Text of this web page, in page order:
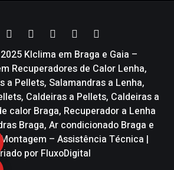
Klclima em Braga e Gaia –
Recuperadores de Calor Lenha,
a Pellets, Salamandras a Lenha,
Caldeiras a Pellets, Caldeiras a
calor Braga, Recuperador a Lenha
Braga, Ar condicionado Braga e
– Assistência Técnica |
por FluxoDigital